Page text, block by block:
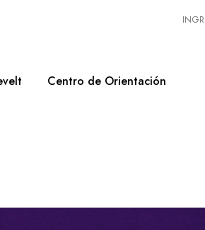
Centro de Orientación